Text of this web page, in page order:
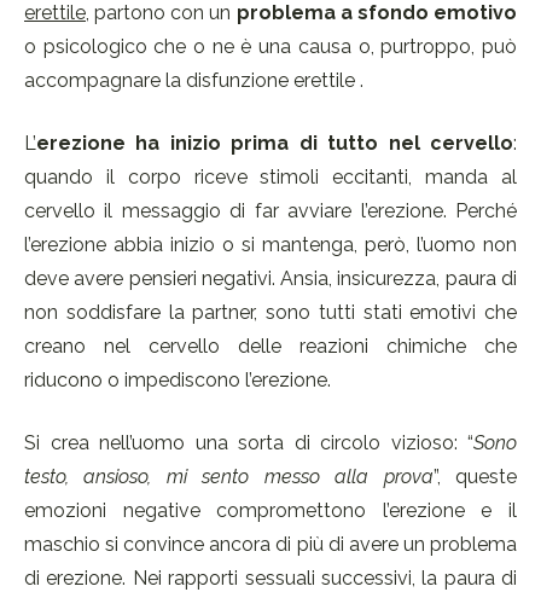
erettile, partono con un problema a sfondo emotivo
o psicologico che o ne è una causa o, purtroppo, può
accompagnare la disfunzione erettile .
L’erezione ha inizio prima di tutto nel cervello:
quando il corpo riceve stimoli eccitanti, manda al
cervello il messaggio di far avviare l’erezione. Perché
l’erezione abbia inizio o si mantenga, però, l’uomo non
deve avere pensieri negativi. Ansia, insicurezza, paura di
non soddisfare la partner, sono tutti stati emotivi che
creano nel cervello delle reazioni chimiche che
riducono o impediscono l’erezione.
Si crea nell’uomo una sorta di circolo vizioso: “Sono
testo, ansioso, mi sento messo alla prova”, queste
emozioni negative compromettono l’erezione e il
maschio si convince ancora di più di avere un problema
di erezione. Nei rapporti sessuali successivi, la paura di